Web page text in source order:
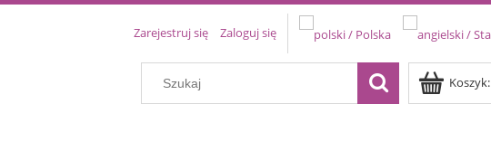
Zarejestruj się Zaloguj się
Koszyk: